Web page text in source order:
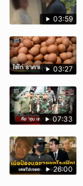
03:59
03:27
07:33
26:00